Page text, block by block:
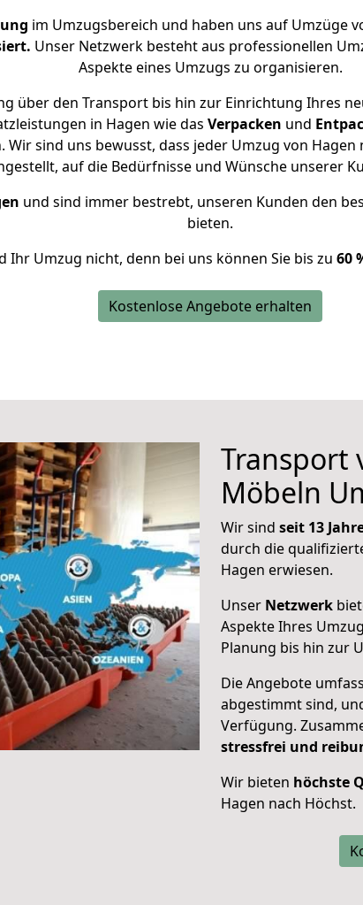
im Umzugsbereich und haben uns auf Umzüge
Unser Netzwerk besteht aus professionellen
Aspekte eines Umzugs zu organisieren.
über den Transport bis hin zur Einrichtung Ihres
in Hagen wie das Verpacken und
sind uns bewusst, dass jeder Umzug von
auf die Bedürfnisse und Wünsche unserer
und sind immer bestrebt, unseren Kunden den
bieten.
Ihr Umzug nicht, denn bei uns können Sie bis zu 60
Kostenlose Angebote erhalten
Transport
Möbeln
Wir sind seit 13
durch die
Hagen erwiesen.
Unser Netzwerk
Aspekte Ihres
Planung bis hin zur
Die Angebote
abgestimmt sind,
Verfügung.
stressfrei und
Wir bieten höchste
Hagen nach Höchst.